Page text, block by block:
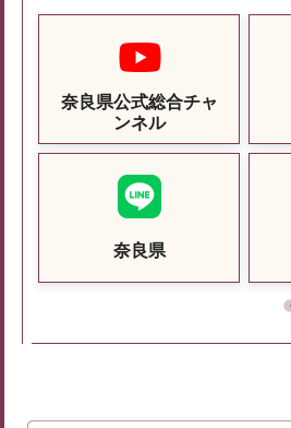
奈良県公式総合チャ
ンネル
奈良県